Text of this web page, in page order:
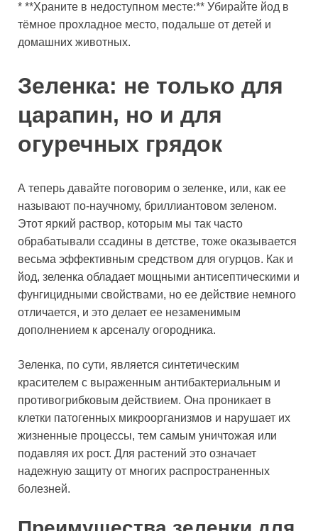
* **Храните в недоступном месте:** Убирайте йод в
тёмное прохладное место, подальше от детей и
домашних животных.
Зеленка: не только для
царапин, но и для
огуречных грядок
А теперь давайте поговорим о зеленке, или, как ее
называют по-научному, бриллиантовом зеленом.
Этот яркий раствор, которым мы так часто
обрабатывали ссадины в детстве, тоже оказывается
весьма эффективным средством для огурцов. Как и
йод, зеленка обладает мощными антисептическими и
фунгицидными свойствами, но ее действие немного
отличается, и это делает ее незаменимым
дополнением к арсеналу огородника.
Зеленка, по сути, является синтетическим
красителем с выраженным антибактериальным и
противогрибковым действием. Она проникает в
клетки патогенных микроорганизмов и нарушает их
жизненные процессы, тем самым уничтожая или
подавляя их рост. Для растений это означает
надежную защиту от многих распространенных
болезней.